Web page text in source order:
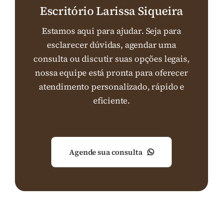
Escritório Larissa Siqueira
Estamos aqui para ajudar. Seja para
esclarecer dúvidas, agendar uma
consulta ou discutir suas opções legais,
nossa equipe está pronta para oferecer
atendimento personalizado, rápido e
eficiente.
Agende sua consulta